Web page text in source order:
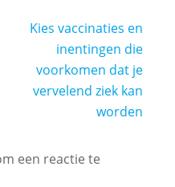
Kies vaccinaties en
inentingen die
voorkomen dat je
vervelend ziek kan
worden
een reactie te